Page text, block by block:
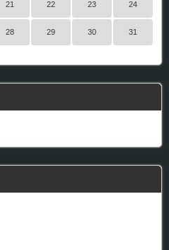
21 22 23 24
28 29 30 31